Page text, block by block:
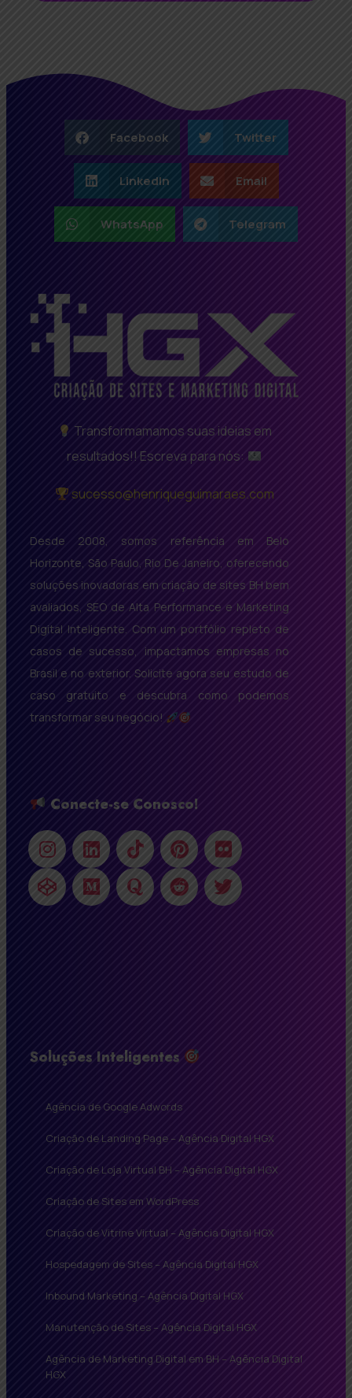
Facebook Twitter
LinkedIn Email
WhatsApp Telegram
Transformamamos suas ideias em
resultados!! Escreva para nós:
sucesso@henriqueguimaraes.com
Desde 2008, somos referência em Belo
Horizonte, São Paulo, Rio De Janeiro, oferecendo
soluções inovadoras em criação de sites BH bem
avaliados, SEO de Alta Performance e Marketing
Digital Inteligente. Com um portfólio repleto de
casos de sucesso, impactamos empresas no
Brasil e no exterior. Solicite agora seu estudo de
caso gratuito e descubra como podemos
transformar seu negócio!
Conecte-se Conosco!
Soluções Inteligentes
Agência de Google Adwords
Criação de Landing Page – Agência Digital HGX
Criação de Loja Virtual BH – Agência Digital HGX
Criação de Sites em WordPress
Criação de Vitrine Virtual – Agência Digital HGX
Hospedagem de Sites – Agência Digital HGX
Inbound Marketing – Agência Digital HGX
Manutenção de Sites – Agência Digital HGX
Agência de Marketing Digital em BH – Agência Digital
HGX